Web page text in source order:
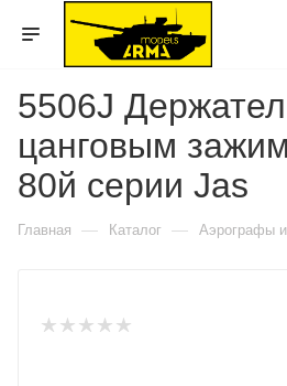
5506J
цанговым
80й серии Jas
Главная — Каталог — Аэрографы